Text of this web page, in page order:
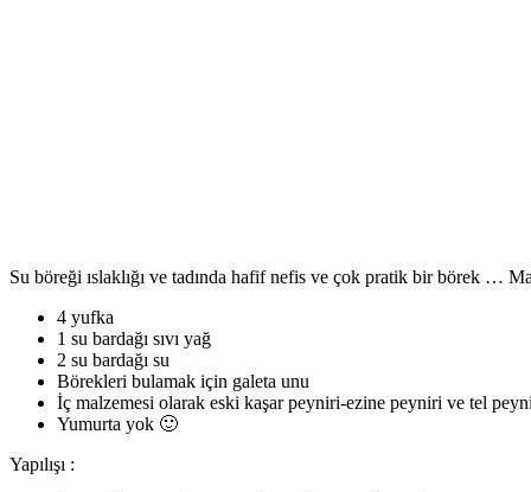
Su böreği ıslaklığı ve tadında hafif nefis ve çok pratik bir börek …
4 yufka
1 su bardağı sıvı yağ
2 su bardağı su
Börekleri bulamak için galeta unu
İç malzemesi olarak eski kaşar peyniri-ezine peyniri ve tel
Yumurta yok 🙂
Yapılışı :